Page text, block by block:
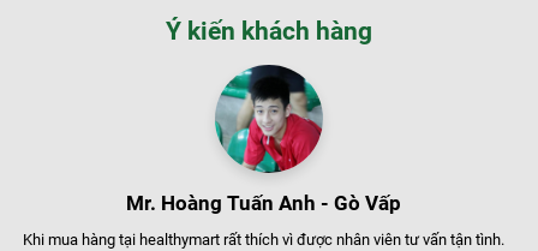
Ý kiến khách hàng
Mr. Hoàng Tuấn Anh - Gò Vấp
Khi mua hàng tại healthymart rất thích vì được nhân viên tư vấn tận tình.